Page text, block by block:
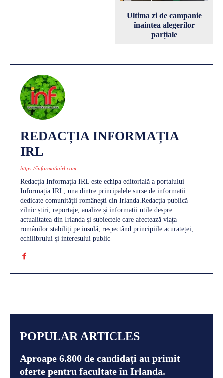
Ultima zi de campanie
înaintea alegerilor
parțiale
REDACȚIA INFORMAȚIA
IRL
https://informatiairl.com
Redacția Informația IRL este echipa editorială a portalului
Informația IRL, una dintre principalele surse de informații
dedicate comunității românești din Irlanda.Redacția publică
zilnic știri, reportaje, analize și informații utile despre
actualitatea din Irlanda și subiectele care afectează viața
românilor stabiliți pe insulă, respectând principiile acurateței,
echilibrului și interesului public.
POPULAR ARTICLES
Aproape 6.800 de candidați au primit
oferte pentru facultate în Irlanda.